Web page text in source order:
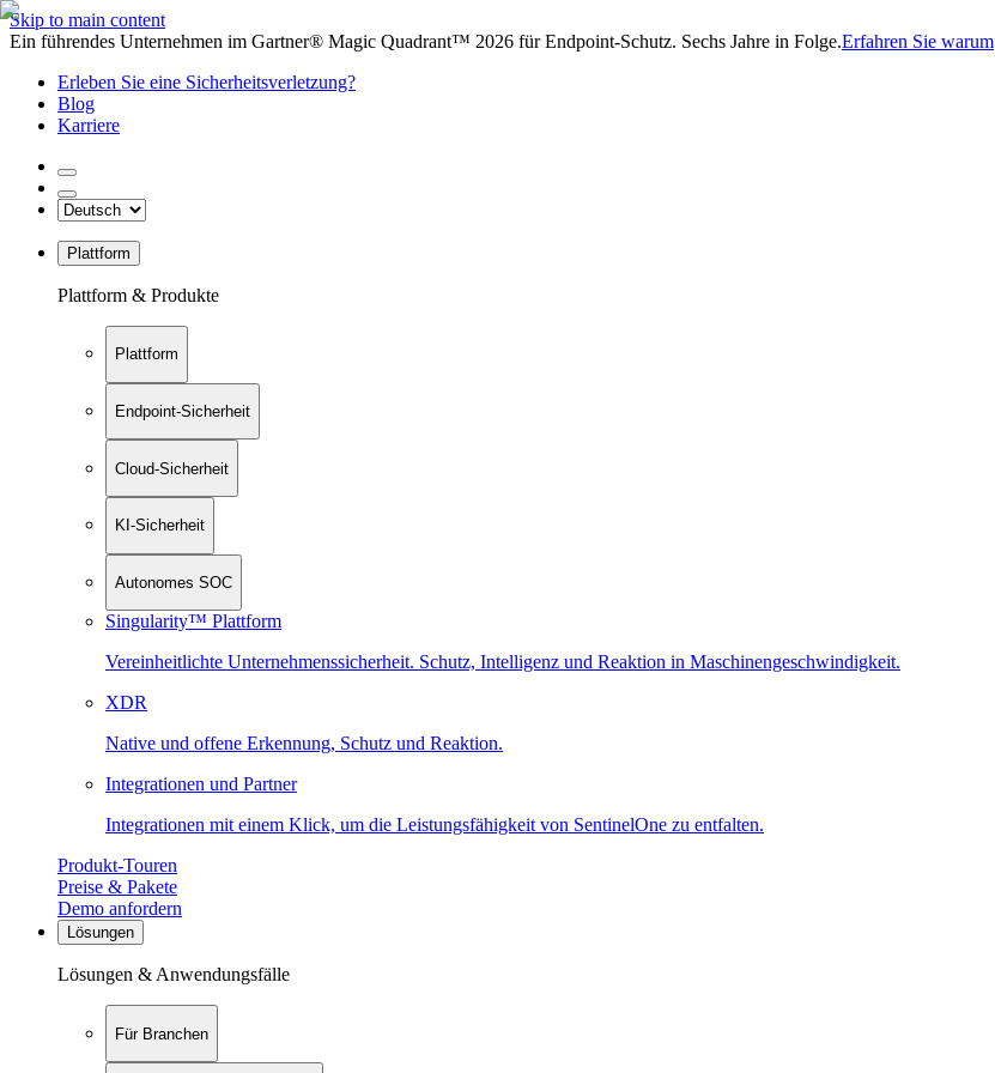
Skip to main content
Ein führendes Unternehmen im Gartner® Magic Quadrant™ 2026 für Endpoint-Schutz. Sechs Jahre in Folge.Erfahren Sie warum
Erleben Sie eine Sicherheitsverletzung?
Blog
Karriere
Plattform
Plattform & Produkte
Plattform
Endpoint-Sicherheit
Cloud-Sicherheit
KI-Sicherheit
Autonomes SOC
Singularity™ Plattform
Vereinheitlichte Unternehmenssicherheit. Schutz, Intelligenz und Reaktion in Maschinen­geschwindigkeit.
XDR
Native und offene Erkennung, Schutz und Reaktion.
Integrationen und Partner
Integrationen mit einem Klick, um die Leistungsfähigkeit von SentinelOne zu entfalten.
Produkt-Touren
Preise & Pakete
Demo anfordern
Lösungen
Lösungen & Anwendungsfälle
Für Branchen